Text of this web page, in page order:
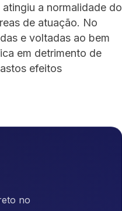
a normalidade do
de atuação. No
e voltadas ao bem
em detrimento de
efeitos
no